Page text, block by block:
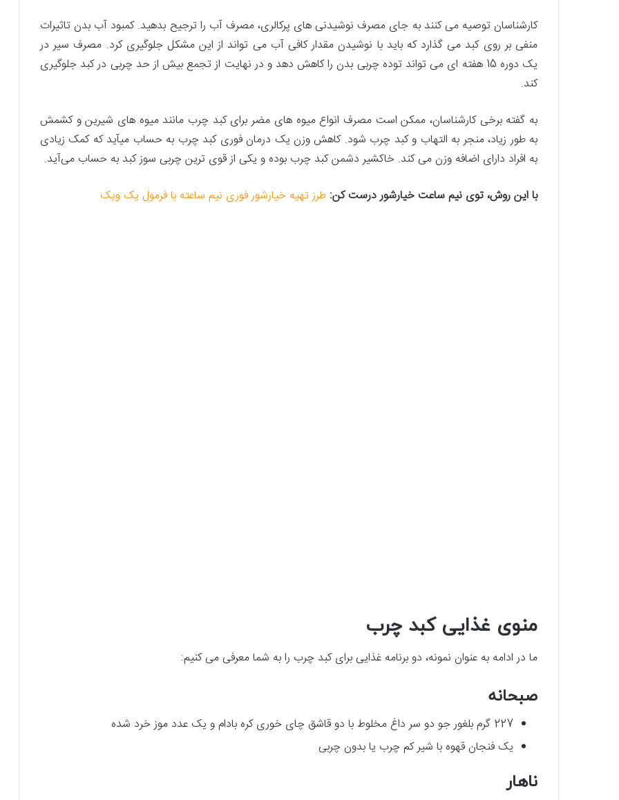
کارشناسان توصیه می­ کنند به جای مصرف نوشیدنی های پرکالری، مصرف آب را ترجیح بدهید. کمبود آب بدن تاثیرات
منفی بر روی کبد می ­گذارد که باید با نوشیدن مقدار کافی آب می­ تواند از این مشکل جلوگیری کرد. مصرف سیر در
یک دوره 15 هفته ای می ­تواند توده چربی بدن را کاهش دهد و در نهایت از تجمع بیش از حد چربی در کبد جلوگیری
کند.
به گفته برخی کارشناسان، ممکن است مصرف انواع میوه های مضر برای کبد چرب مانند میوه های شیرین و کشمش
به طور زیاد، منجر به التهاب و کبد چرب شود. کاهش وزن یک درمان فوری کبد چرب به حساب می­آید که کمک زیادی
به افراد دارای اضافه وزن می ­کند. خاکشیر دشمن کبد چرب بوده و یکی از قوی ترین چربی سوز کبد به حساب می‌­آید.
با این روش، توی نیم ساعت خیارشور درست کن: طرز تهیه خیارشور فوری نیم ساعته با فرمول یک ویک
منوی غذایی کبد چرب
ما در ادامه به عنوان نمونه، دو برنامه غذایی برای کبد چرب را به شما معرفی می­ کنیم:
صبحانه
227 گرم بلغور جو دو سر داغ مخلوط با دو قاشق چای خوری کره بادام و یک عدد موز خرد شده
یک فنجان قهوه با شیر کم چرب یا بدون چربی
ناهار